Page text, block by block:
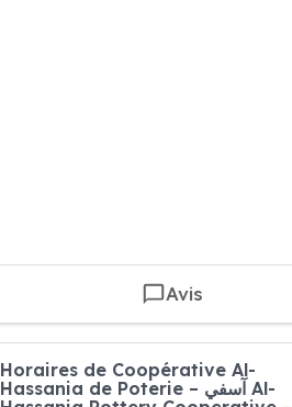
Avis
Horaires de Coopérative Al-
Hassania de Poterie – آسفي Al-